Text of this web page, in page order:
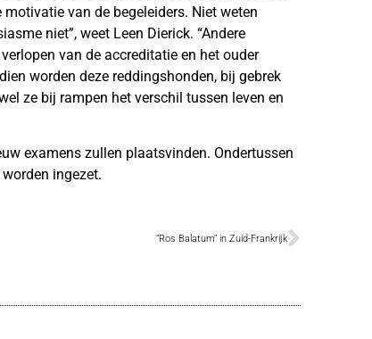
van de begeleiders. Niet weten
niet”, weet Leen Dierick. “Andere
van de accreditatie en het ouder
worden deze reddingshonden, bij gebrek
ze bij rampen het verschil tussen leven en
examens zullen plaatsvinden. Ondertussen
ingezet.
“Ros Balatum” in Zuid-Frankrijk